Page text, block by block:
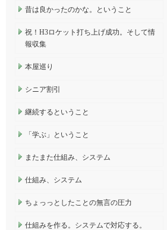
昔は良かったのかな。ということ
祝！H3ロケット打ち上げ成功。そして情
報収集
本屋巡り
シニア割引
継続するということ
「学ぶ」ということ
またまた仕組み、システム
仕組み、システム
ちょっっとしたことの無言の圧力
仕組みを作る。システムで対応する。